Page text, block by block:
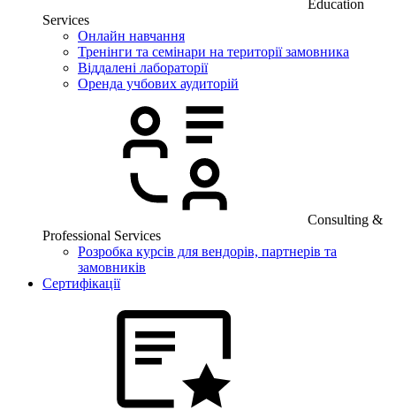
Education
Services
Онлайн навчання
Тренінги та семінари на території замовника
Віддалені лабораторії
Оренда учбових аудиторій
Consulting &
Professional Services
Розробка курсів для вендорів, партнерів та
замовників
Сертифікації